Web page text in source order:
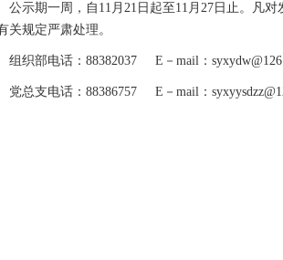
公示期一周，自11月21日起至11月27日止。凡
关规定严肃处理。
组织部电话：88382037 E－mail：
党总支电话：88386757 E－mail：